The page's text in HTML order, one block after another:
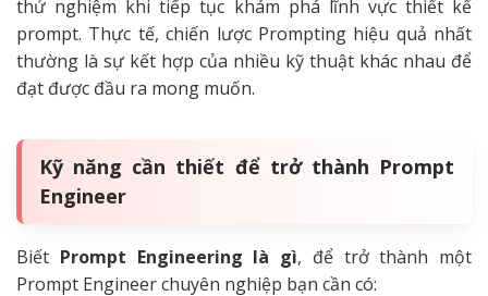
thử nghiệm khi tiếp tục khám phá lĩnh vực thiết kế
prompt. Thực tế, chiến lược Prompting hiệu quả nhất
thường là sự kết hợp của nhiều kỹ thuật khác nhau để
đạt được đầu ra mong muốn.
Kỹ năng cần thiết để trở thành Prompt
Engineer
Biết Prompt Engineering là gì, để trở thành một
Prompt Engineer chuyên nghiệp bạn cần có: